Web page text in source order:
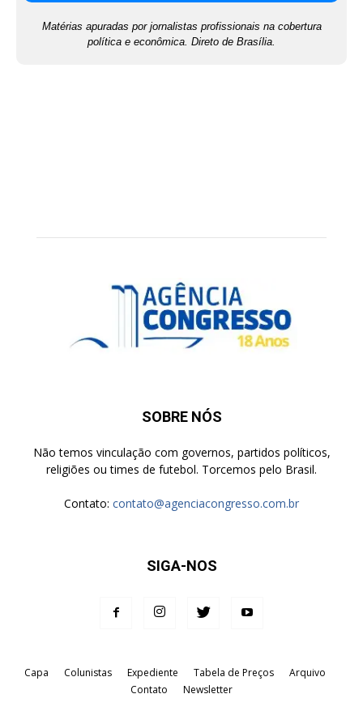
Matérias apuradas por jornalistas profissionais na cobertura
política e econômica. Direto de Brasília.
SOBRE NÓS
Não temos vinculação com governos, partidos políticos,
religiões ou times de futebol. Torcemos pelo Brasil.
Contato: contato@agenciacongresso.com.br
SIGA-NOS
Capa Colunistas Expediente Tabela de Preços
Arquivo
Contato
Newsletter